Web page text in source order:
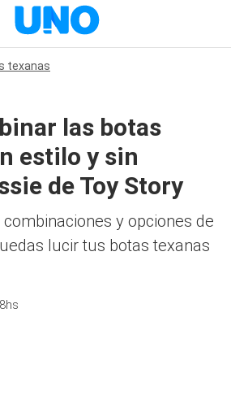
texanas
las botas
estilo y sin
de Toy Story
y opciones de
lucir tus botas texanas